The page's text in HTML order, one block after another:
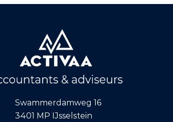
Swammerdamweg 16
3401 MP IJsselstein